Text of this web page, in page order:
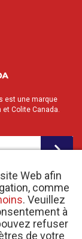
Web afin
comme
. Veuillez
à
refuser
de votre
est une marque
Colite Canada.